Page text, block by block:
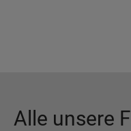
Alle unsere